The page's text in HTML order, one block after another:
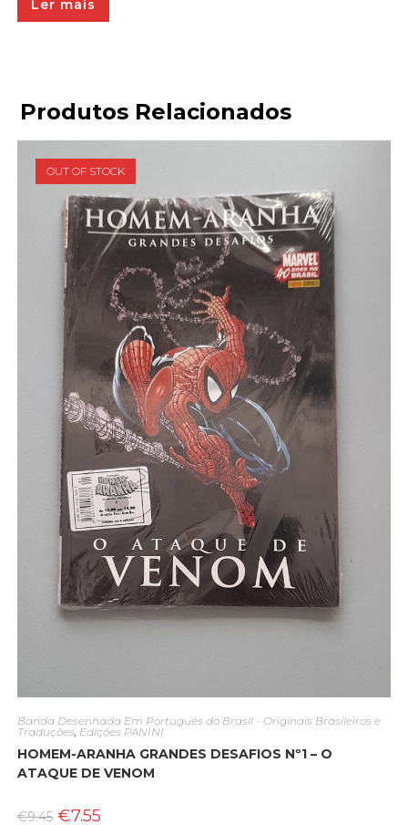
Ler mais
Produtos Relacionados
OUT OF STOCK
Banda Desenhada Em Português do Brasil - Originais Brasileiros e
Traduções, Edições PANINI
HOMEM-ARANHA GRANDES DESAFIOS Nº1 – O
ATAQUE DE VENOM
€9.45 O
€7.55O